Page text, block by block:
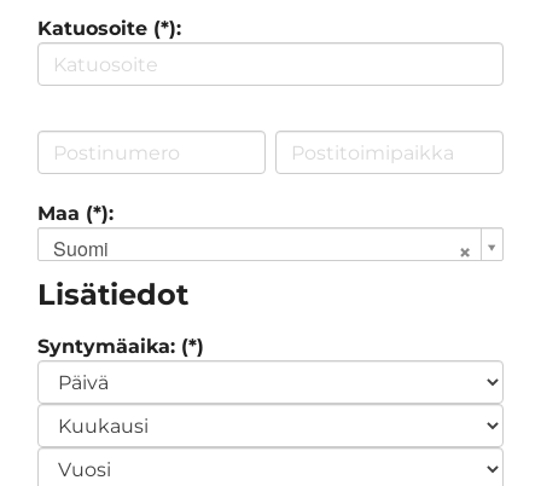
Katuosoite (*):
Maa (*):
Suomi
Lisätiedot
Syntymäaika: (*)